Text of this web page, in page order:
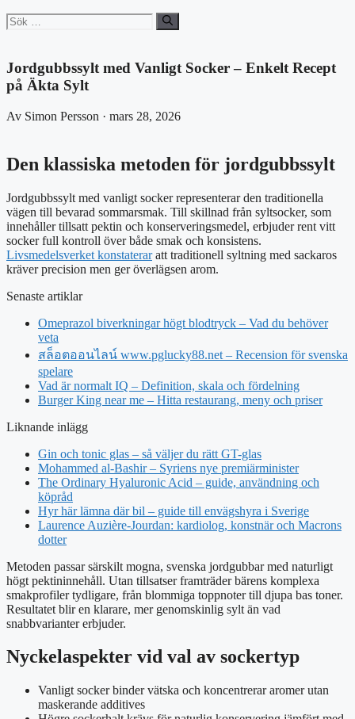
Sök
efter:
Jordgubbssylt med Vanligt Socker – Enkelt Recept
på Äkta Sylt
Av Simon Persson · mars 28, 2026
Den klassiska metoden för jordgubbssylt
Jordgubbssylt med vanligt socker representerar den traditionella
vägen till bevarad sommarsmak. Till skillnad från syltsocker, som
innehåller tillsatt pektin och konserveringsmedel, erbjuder rent vitt
socker full kontroll över både smak och konsistens.
Livsmedelsverket konstateraratt traditionell syltning med sackaros
kräver precision men ger överlägsen arom.
Senaste artiklar
Omeprazol biverkningar högt blodtryck – Vad du behöver
veta
สล็อตออนไลน์ www.pglucky88.net – Recension för svenska
spelare
Vad är normalt IQ – Definition, skala och fördelning
Burger King near me – Hitta restaurang, meny och priser
Liknande inlägg
Gin och tonic glas – så väljer du rätt GT-glas
Mohammed al-Bashir – Syriens nye premiärminister
The Ordinary Hyaluronic Acid – guide, användning och
köpråd
Hyr här lämna där bil – guide till envägshyra i Sverige
Laurence Auzière-Jourdan: kardiolog, konstnär och Macrons
dotter
Metoden passar särskilt mogna, svenska jordgubbar med naturligt
högt pektininnehåll. Utan tillsatser framträder bärens komplexa
smakprofiler tydligare, från blommiga toppnoter till djupa bas toner.
Resultatet blir en klarare, mer genomskinlig sylt än vad
snabbvarianter erbjuder.
Nyckelaspekter vid val av sockertyp
Vanligt socker binder vätska och koncentrerar aromer utan
maskerande additives